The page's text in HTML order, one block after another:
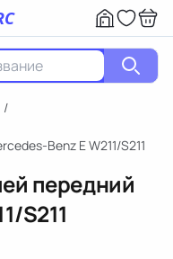
/
Benz E W211/S211
передний
S211